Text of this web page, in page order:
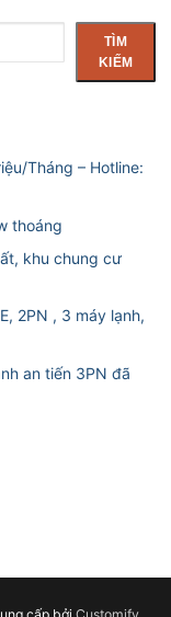
TÌM
KIẾM
Tháng – Hotline:
thoáng
khu chung cư
2PN , 3 máy lạnh,
an tiến 3PN đã